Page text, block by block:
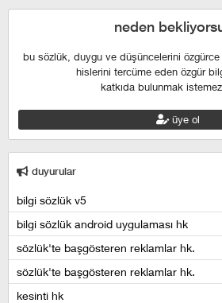
neden
bu sözlük, duygu ve düşüncelerini özgürce
hislerini tercüme eden özgür
katkıda bulunmak
üye ol
duyurular
bilgi sözlük v5
bilgi sözlük android uygulaması hk
sözlük'te başgösteren reklamlar hk.
sözlük'te başgösteren reklamlar hk.
kesinti hk